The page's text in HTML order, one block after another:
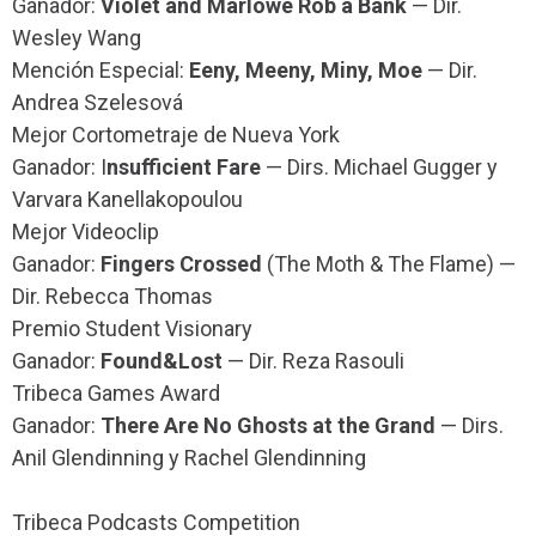
Wesley Wang
Mención Especial: Eeny, Meeny, Miny, Moe — Dir.
Andrea Szelesová
Mejor Cortometraje de Nueva York
Ganador: Insufficient Fare — Dirs. Michael Gugger y
Varvara Kanellakopoulou
Mejor Videoclip
Ganador: Fingers Crossed (The Moth & The Flame) —
Dir. Rebecca Thomas
Premio Student Visionary
Ganador: Found&Lost — Dir. Reza Rasouli
Tribeca Games Award
Ganador: There Are No Ghosts at the Grand — Dirs.
Anil Glendinning y Rachel Glendinning
Tribeca Podcasts Competition